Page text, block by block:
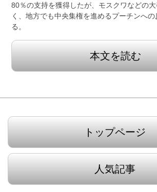
80％の支持を獲得したが、モスクワなどの
く、地方でも中央集権を進めるプーチンへ
る。
本文を読む
トップページ
人気記事